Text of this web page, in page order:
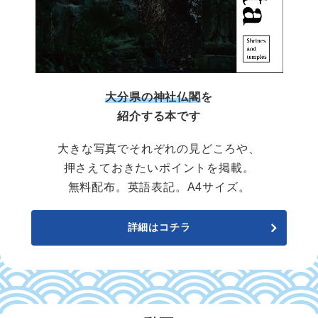
大分県の神社仏閣を
紹介する本です
大きな写真でそれぞれの見どころや、
押さえておきたいポイントを掲載。
無料配布。英語表記。A4サイズ。
詳細はコチラ